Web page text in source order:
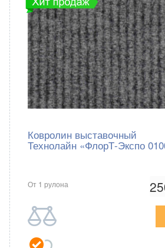
Ковролин выставочный
Технолайн «ФлорТ-Экспо
От 1 рулона